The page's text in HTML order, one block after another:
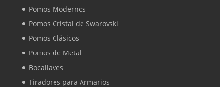
Pomos Modernos
Pomos Cristal de Swarovski
Pomos Clásicos
Pomos de Metal
Bocallaves
Tiradores para Armarios